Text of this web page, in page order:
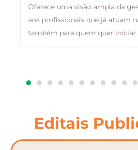
Oferece uma visão ampla da
aos profissionais que já atuam
também para quem quer iniciar.
Editais